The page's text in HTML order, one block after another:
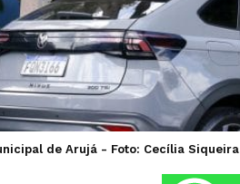
de Arujá - Foto: Cecília Siqueira